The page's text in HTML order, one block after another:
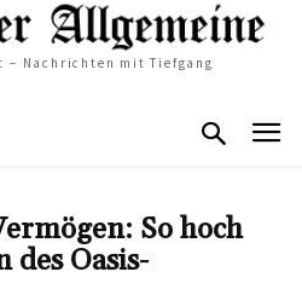
Nachrichten mit Tiefgang
So hoch
des Oasis-